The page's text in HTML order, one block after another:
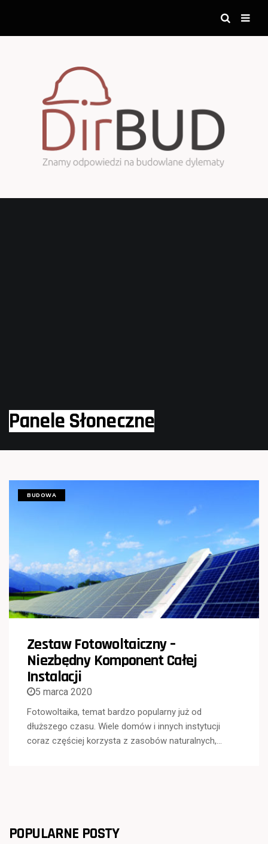
Panele Słoneczne
BUDOWA
Zestaw Fotowoltaiczny –
Niezbędny Komponent Całej
Instalacji
5 marca 2020
Fotowoltaika, temat bardzo popularny już od
dłuższego czasu. Wiele domów i innych instytucji
coraz częściej korzysta z zasobów naturalnych,…
POPULARNE POSTY